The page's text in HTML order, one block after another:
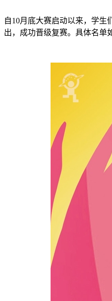
自10月底大赛启动以来，学
出，成功晋级复赛。具体名单